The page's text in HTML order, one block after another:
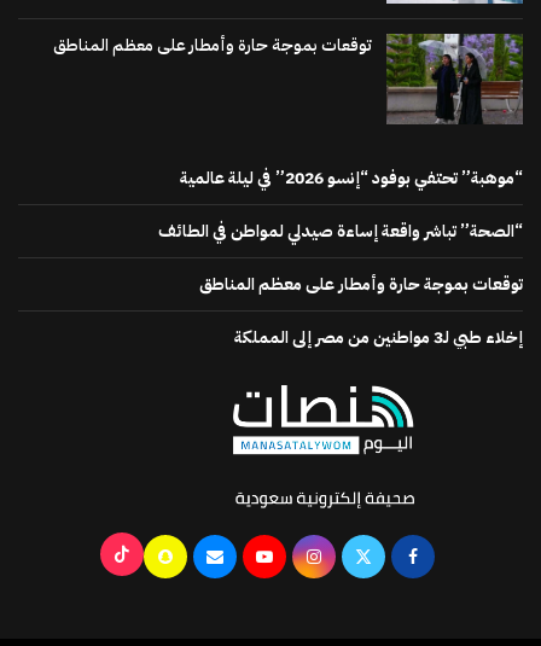
توقعات بموجة حارة وأمطار على معظم المناطق
“موهبة” تحتفي بوفود “إنسو 2026” في ليلة عالمية
“الصحة” تباشر واقعة إساءة صيدلي لمواطن في الطائف
توقعات بموجة حارة وأمطار على معظم المناطق
إخلاء طبي لـ3 مواطنين من مصر إلى المملكة